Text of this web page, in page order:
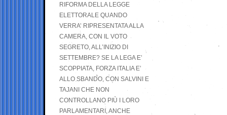
RIFORMA DELLA LEGGE
ELETTORALE QUANDO
VERRA’ RIPRESENTATA ALLA
CAMERA, CON IL VOTO
SEGRETO, ALL’INIZIO DI
SETTEMBRE? SE LA LEGA E’
SCOPPIATA, FORZA ITALIA E’
ALLO SBANDO, CON SALVINI E
TAJANI CHE NON
CONTROLLANO PIÙ I LORO
PARLAMENTARI, ANCHE